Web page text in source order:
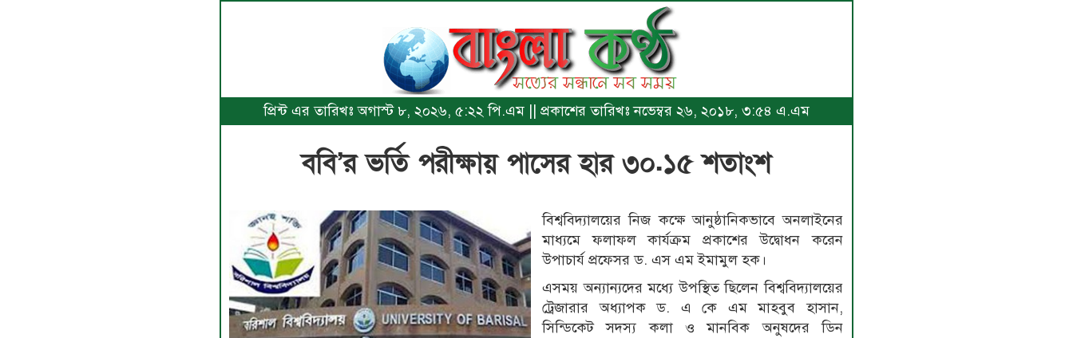
প্রিন্ট এর তারিখঃ অগাস্ট ৮, ২০২৬, ৫:২২ পি.এম || প্রকাশের তারিখঃ নভেম্বর ২৬, ২০১৮, ৩:৫৪ এ.এম
ববি’র ভর্তি পরীক্ষায় পাসের হার ৩০.১৫ শতাংশ
বিশ্ববিদ্যালয়ের নিজ কক্ষে আনুষ্ঠানিকভাবে অনলাইনের
মাধ্যমে ফলাফল কার্যক্রম প্রকাশের উদ্বোধন করেন
উপাচার্য প্রফেসর ড. এস এম ইমামুল হক।
এসময় অন্যান্যদের মধ্যে উপস্থিত ছিলেন বিশ্ববিদ্যালয়ের
ট্রেজারার অধ্যাপক ড. এ কে এম মাহবুব হাসান,
সিন্ডিকেট সদস্য কলা ও মানবিক অনুষদের ডিন